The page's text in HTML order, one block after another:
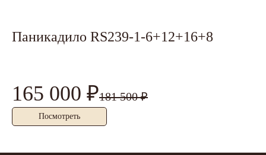
Паникадило RS239-1-6+12+16+8
165 000 ₽181 500 ₽
Посмотреть